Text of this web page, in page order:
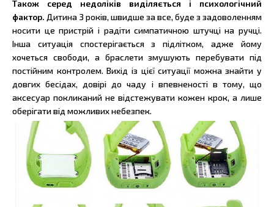
Також серед недоліків виділяється і психологічний
фактор. Дитина 3 років, швидше за все, буде з задоволенням
носити це пристрій і радіти симпатичною штучці на ручці.
Інша ситуація спостерігається з підлітком, адже йому
хочеться свободи, а браслети змушують перебувати під
постійним контролем. Вихід із цієї ситуації можна знайти у
довгих бесідах, довірі до чаду і впевненості в тому, що
аксесуар покликаний не відстежувати кожен крок, а лише
оберігати від можливих небезпек.